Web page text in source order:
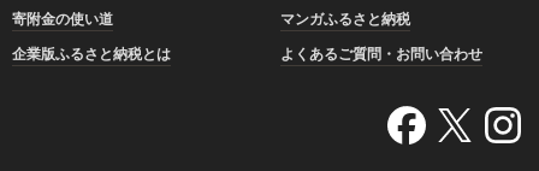
寄附金の使い道
マンガふるさと納税
企業版ふるさと納税とは
よくあるご質問・お問い合わせ